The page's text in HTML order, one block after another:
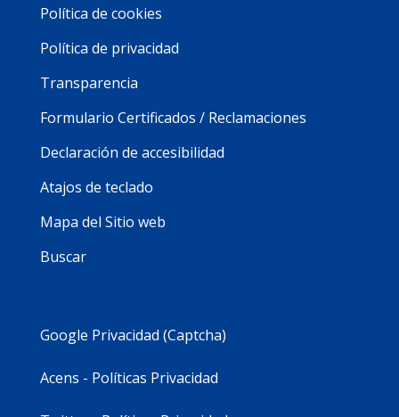
Política de cookies
Política de privacidad
Transparencia
Formulario Certificados / Reclamaciones
Declaración de accesibilidad
Atajos de teclado
Mapa del Sitio web
Buscar
Google Privacidad (Captcha)
Acens - Políticas Privacidad